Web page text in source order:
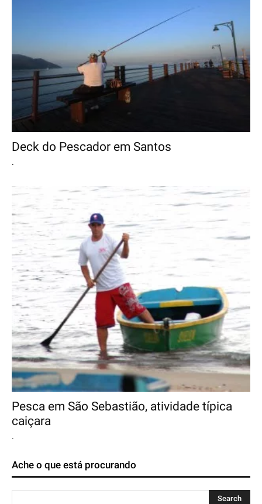
Deck do Pescador em Santos
.
Pesca em São Sebastião, atividade típica
caiçara
.
Ache o que está procurando